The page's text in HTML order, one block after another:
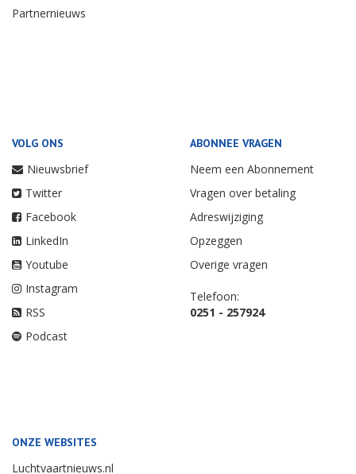
Partnernieuws
VOLG ONS
Nieuwsbrief
Twitter
Facebook
LinkedIn
Youtube
Instagram
RSS
Podcast
ABONNEE VRAGEN
Neem een Abonnement
Vragen over betaling
Adreswijziging
Opzeggen
Overige vragen
Telefoon:
0251 - 257924
ONZE WEBSITES
Luchtvaartnieuws.nl